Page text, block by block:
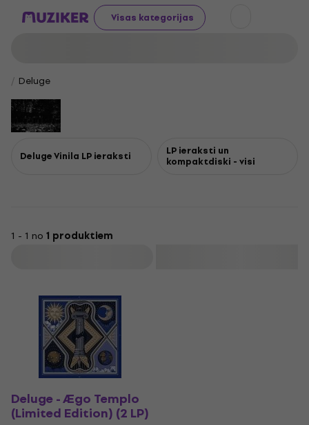
Visas kategorijas
Deluge
Deluge Vinila LP ieraksti LP ieraksti un
kompaktdiski - visi
1 - 1 no 1 produktiem
Deluge - Ægo Templo
(Limited Edition) (2 LP)